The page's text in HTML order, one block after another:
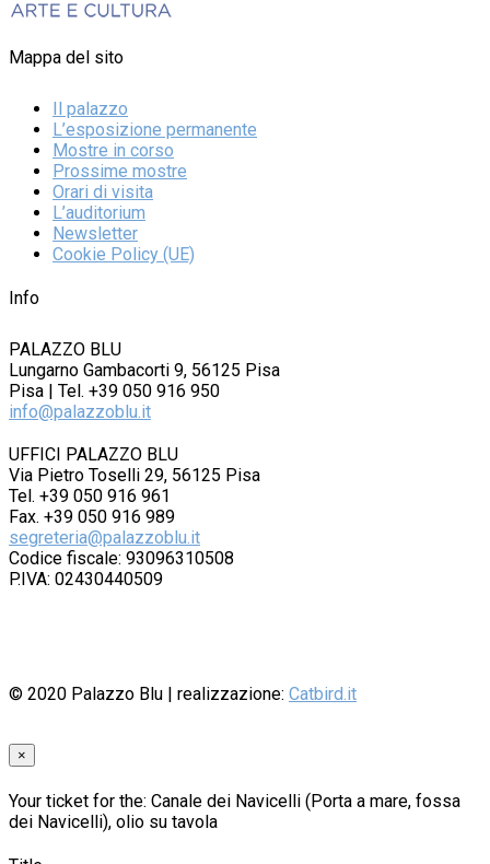
Mappa del sito
Il palazzo
L’esposizione permanente
Mostre in corso
Prossime mostre
Orari di visita
L’auditorium
Newsletter
Cookie Policy (UE)
Info
PALAZZO BLU
Lungarno Gambacorti 9, 56125 Pisa
Pisa | Tel. +39 050 916 950
info@palazzoblu.it
UFFICI PALAZZO BLU
Via Pietro Toselli 29, 56125 Pisa
Tel. +39 050 916 961
Fax. +39 050 916 989
segreteria@palazzoblu.it
Codice fiscale: 93096310508
P.IVA: 02430440509
© 2020 Palazzo Blu | realizzazione: Catbird.it
×
Your ticket for the: Canale dei Navicelli (Porta a mare, fossa
dei Navicelli), olio su tavola